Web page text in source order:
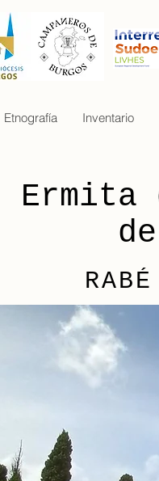
Etnografía Inventario
Ermita